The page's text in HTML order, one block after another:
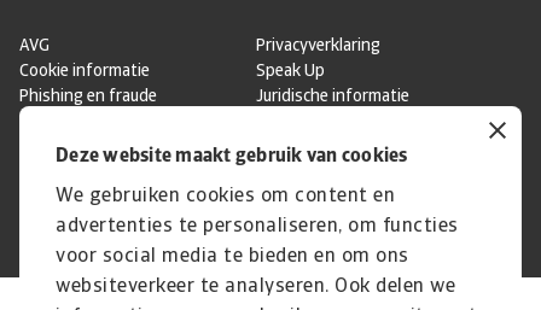
Deze website maakt gebruik van cookies
We gebruiken cookies om content en
advertenties te personaliseren, om functies
voor social media te bieden en om ons
websiteverkeer te analyseren. Ook delen we
AVG
Privacyverklaring
Cookie informatie
Speak Up
Phishing en fraude
Juridische informatie
© Atradius N.V. 2004 - 2026 A company of